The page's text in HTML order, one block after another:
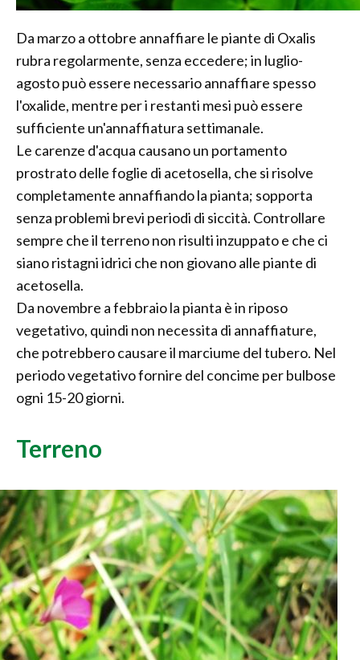
Da marzo a ottobre annaffiare le piante di Oxalis
rubra regolarmente, senza eccedere; in luglio-
agosto può essere necessario annaffiare spesso
l'oxalide, mentre per i restanti mesi può essere
sufficiente un'annaffiatura settimanale.
Le carenze d'acqua causano un portamento
prostrato delle foglie di acetosella, che si risolve
completamente annaffiando la pianta; sopporta
senza problemi brevi periodi di siccità. Controllare
sempre che il terreno non risulti inzuppato e che ci
siano ristagni idrici che non giovano alle piante di
acetosella.
Da novembre a febbraio la pianta è in riposo
vegetativo, quindi non necessita di annaffiature,
che potrebbero causare il marciume del tubero. Nel
periodo vegetativo fornire del concime per bulbose
ogni 15-20 giorni.
Terreno